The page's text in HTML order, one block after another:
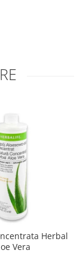
Herbal
Aloe Vera